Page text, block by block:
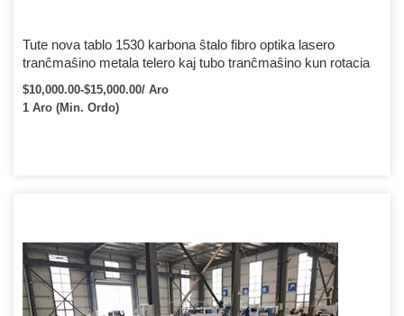
Tute nova tablo 1530 karbona ŝtalo fibro optika lasero
tranĉmaŝino metala telero kaj tubo tranĉmaŝino kun rotacia
$10,000.00-$15,000.00/ Aro
1 Aro (Min. Ordo)